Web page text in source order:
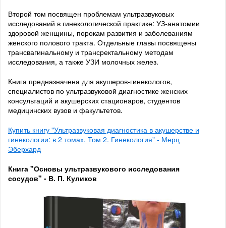
Второй том посвящен проблемам ультразвуковых
исследований в гинекологической практике: УЗ-анатомии
здоровой женщины, порокам развития и заболеваниям
женского полового тракта. Отдельные главы посвящены
трансвагинальному и трансректальному методам
исследования, а также УЗИ молочных желез.
Книга предназначена для акушеров-гинекологов,
специалистов по ультразвуковой диагностике женских
консультаций и акушерских стационаров, студентов
медицинских вузов и факультетов.
Купить книгу "Ультразвуковая диагностика в акушерстве и
гинекологии: в 2 томах. Том 2. Гинекология" - Мерц
Эберхард
Книга "Основы ультразвукового исследования
сосудов" - В. П. Куликов